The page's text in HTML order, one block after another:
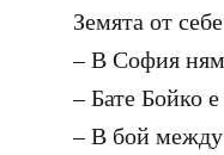
Земята от
– В София
– Бате Бойко
– В бой между